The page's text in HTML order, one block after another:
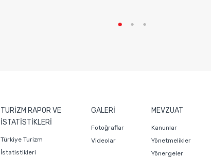
TURİZM RAPOR VE
İSTATİSTİKLERİ
Türkiye Turizm
İstatistikleri
GALERİ
Fotoğraflar
Videolar
MEVZUAT
Kanunlar
Yönetmelikler
Yönergeler